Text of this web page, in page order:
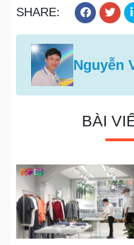
SHARE:
Nguyễn
BÀI